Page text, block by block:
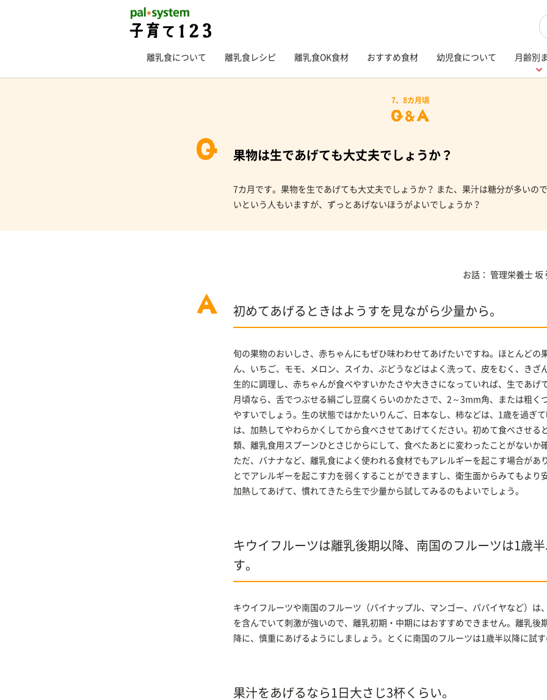
離乳食について 離乳食レシピ 離乳食OK食材 おすすめ食材 幼児食について 月齢別
7、8カ月頃
果物は生であげても大丈夫でしょうか？
7カ月です。果物を生であげても大丈夫でしょうか？ また、果汁は糖分が多いの
いという人もいますが、ずっとあげないほうがよいでしょうか？
お話： 管理栄養士 坂
初めてあげるときはようすを見ながら少量から。
旬の果物のおいしさ、赤ちゃんにもぜひ味わわせてあげたいですね。ほとんどの
ん、いちご、モモ、メロン、スイカ、ぶどうなどはよく洗って、皮をむく、きざ
生的に調理し、赤ちゃんが食べやすいかたさや大きさになっていれば、生であげ
月頃なら、舌でつぶせる絹ごし豆腐くらいのかたさで、2～3mm角、または粗く
やすいでしょう。生の状態ではかたいりんご、日本なし、柿などは、1歳を過ぎ
は、加熱してやわらかくしてから食べさせてあげてください。初めて食べさせる
類、離乳食用スプーンひとさじからにして、食べたあとに変わったことがないか
ただ、バナナなど、離乳食によく使われる食材でもアレルギーを起こす場合があ
とでアレルギーを起こす力を弱くすることができますし、衛生面からみてもより
加熱してあげて、慣れてきたら生で少量から試してみるのもよいでしょう。
キウイフルーツは離乳後期以降、南国のフルーツは1歳
す。
キウイフルーツや南国のフルーツ（パイナップル、マンゴー、パパイヤなど）は
を含んでいて刺激が強いので、離乳初期・中期にはおすすめできません。離乳後
降に、慎重にあげるようにしましょう。とくに南国のフルーツは1歳半以降に試す
果汁をあげるなら1日大さじ3杯くらい。